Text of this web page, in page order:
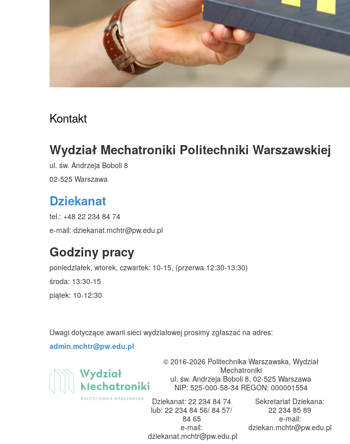
Kontakt
Wydział Mechatroniki Politechniki Warszawskiej
ul. św. Andrzeja Boboli 8
02-525 Warszawa
Dziekanat
tel.: +48 22 234 84 74
e-mail: dziekanat.mchtr@pw.edu.pl
Godziny pracy
poniedziałek, wtorek, czwartek: 10-15, (przerwa 12:30-13:30)
środa: 13:30-15
piątek: 10-12:30
Uwagi dotyczące awarii sieci wydziałowej prosimy zgłaszać na adres:
admin.mchtr@pw.edu.pl
© 2016-2026 Politechnika Warszawska, Wydział
Mechatroniki
ul. św. Andrzeja Boboli 8, 02-525 Warszawa
NIP: 525-000-58-34 REGON: 000001554
Dziekanat: 22 234 84 74
lub: 22 234 84 56/ 84 57/
84 65
e-mail:
dziekanat.mchtr@pw.edu.pl
Sekretariat Dziekana:
22 234 85 89
e-mail:
dziekan.mchtr@pw.edu.pl